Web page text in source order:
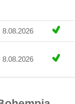
8.08.2026
8.08.2026